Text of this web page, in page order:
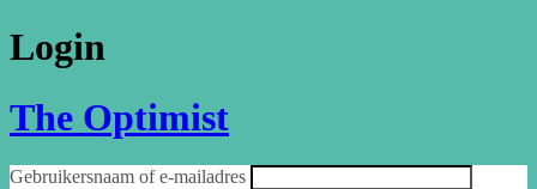
Login
The Optimist
Gebruikersnaam of e-mailadres